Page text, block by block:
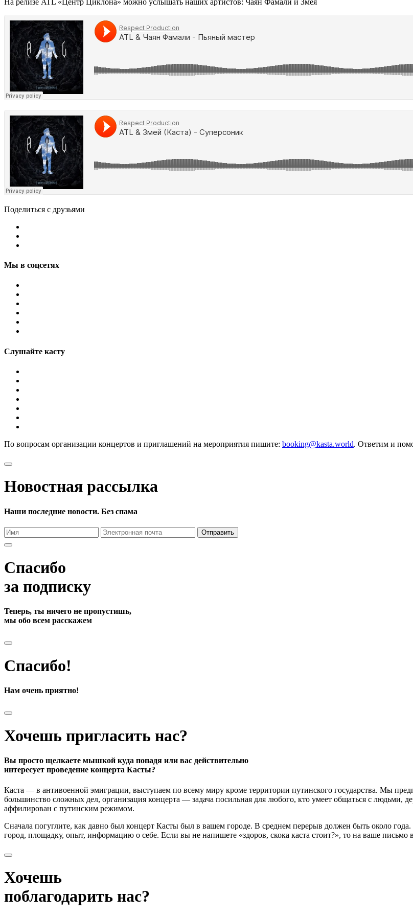
Поделиться с друзьями
Мы в соцсетях
Слушайте касту
По вопросам организации концертов и приглашений на мероприятия пишите: booking@kasta.world. Ответим и
Новостная рассылка
Наши последние новости. Без спама
Отправить
Спасибо
за подписку
Теперь, ты ничего не пропустишь,
мы обо всем расскажем
Спасибо!
Нам очень приятно!
Хочешь пригласить нас?
Вы просто щелкаете мышкой куда попадя или вас действительно
интересует проведение концерта Касты?
Каста — в антивоенной эмиграции, выступаем по всему миру кроме территории путинского государства. Мы
большинство сложных дел, организация концерта — задача посильная для любого, кто умеет общаться с людьми,
аффилирован с путинским режимом.
Сначала погуглите, как давно был концерт Касты был в вашем городе. В среднем перерыв должен быть около
город, площадку, опыт, информацию о себе. Если вы не напишете «здоров, скока каста стоит?», то на ваше письмо
Хочешь
поблагодарить нас?